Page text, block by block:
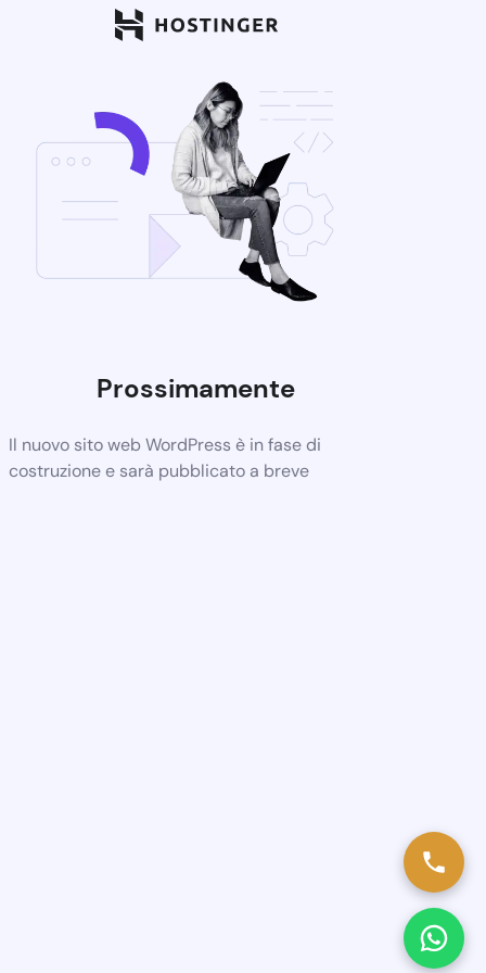
Prossimamente
Il nuovo sito web WordPress è in fase di
costruzione e sarà pubblicato a breve